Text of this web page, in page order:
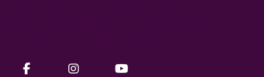
facebookinstagram